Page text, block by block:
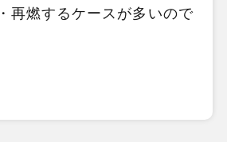
再燃するケースが多いので